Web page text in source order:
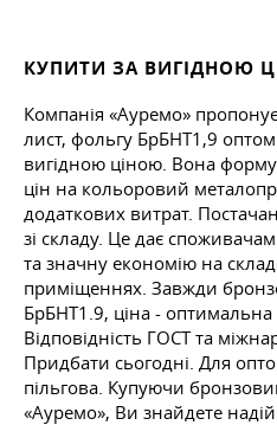
КУПИТИ ЗА ВИГІДНОЮ
Компанія «Ауремо»
лист, фольгу БрБНТ1,9
вигідною ціною. Вона
цін на кольоровий
додаткових витрат.
зі складу. Це дає
та значну економію на
приміщеннях. Завжди
БрБНТ1.9, ціна - оптимальна
Відповідність ГОСТ та
Придбати сьогодні. Для
пільгова. Купуючи
«Ауремо», Ви знайдете